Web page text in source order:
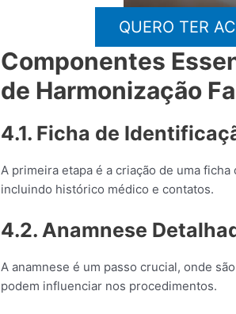
QUERO TER
Componentes
de Harmonização
4.1. Ficha de
A primeira etapa é a criação de uma
incluindo histórico médico e contatos.
4.2. Anamnese
A anamnese é um passo crucial, onde
podem influenciar nos procedimentos.